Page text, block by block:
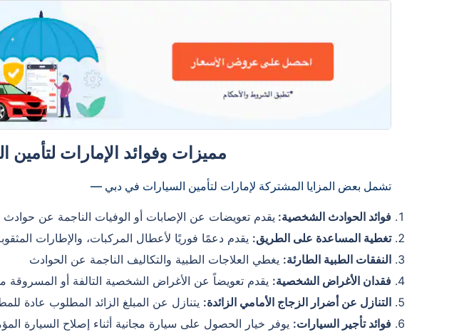
مميزات وفوائد الإمارات لتأمين
تشمل بعض المزايا المشتركة لإمارات لتأمين السيارات في دبي —
فوائد الحوادث الشخصية: يقدم تعويضات عن الإصابات أو الوفيات الناجمة عن
تغطية المساعدة على الطريق: يقدم دعمًا فوريًا لأعطال المركبات، والإطارات
النفقات الطبية الطارئة: يغطي العلاجات الطبية والتكاليف الناجمة عن الحوادث
فقدان الأغراض الشخصية: يقدم تعويضاً عن الأغراض الشخصية التالفة أو المسروقة
التنازل عن أضرار الزجاج الأمامي الزائدة: يتنازل عن المبلغ الزائد المطلوب عادة
فوائد تأجير السيارات: يوفر خيار الحصول على سيارة مجانية أثناء إصلاح السيارة